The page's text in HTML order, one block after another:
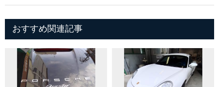
おすすめ関連記事